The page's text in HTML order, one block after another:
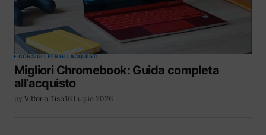
CONSIGLI PER GLI ACQUISTI
Migliori Chromebook: Guida completa
all’acquisto
by Vittorio Tiso16 Luglio 2026